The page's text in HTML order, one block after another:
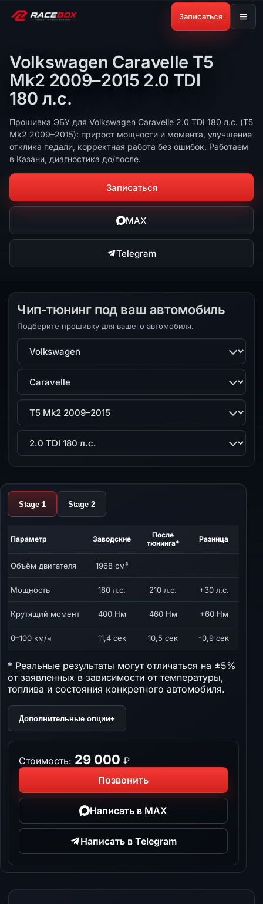
Записаться
Volkswagen Caravelle T5
Mk2 2009–2015 2.0 TDI
180 л.с.
Прошивка ЭБУ для Volkswagen Caravelle 2.0 TDI 180 л.с. (T5
Mk2 2009–2015): прирост мощности и момента, улучшение
отклика педали, корректная работа без ошибок. Работаем
в Казани, диагностика до/после.
Записаться
MAX
Telegram
Чип-тюнинг под ваш автомобиль
Подберите прошивку для вашего автомобиля.
Марка
Модель
Поколение
Двигатель
Stage 1 Stage 2
Параметр Заводские
После
тюнинга*
Разница
Объём двигателя 1968 см³
Мощность 180 л.с. 210 л.с. +30 л.с.
Крутящий момент 400 Нм 460 Нм +60 Нм
0–100 км/ч 11,4 сек 10,5 сек -0,9 сек
* Реальные результаты могут отличаться на ±5%
от заявленных в зависимости от температуры,
топлива и состояния конкретного автомобиля.
Дополнительные опции+
Стоимость: 29 000 ₽
Позвонить
Написать в MAX
Написать в Telegram